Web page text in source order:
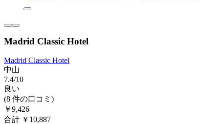
Madrid Classic Hotel
Madrid Classic Hotel
中山
7.4/10
良い
(8 件の口コミ)
￥9,426
合計 ￥10,887